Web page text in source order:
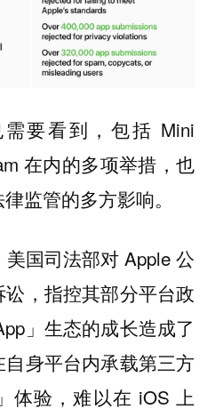
要看到，包括 Mini
在内的多项举措，也
监管的多方影响。
国司法部对 Apple 公
，指控其部分平台政
」生态的成长造成了
身平台内承载第三方
体验，难以在 iOS 上